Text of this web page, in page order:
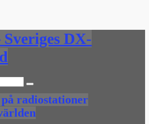
DX-
radiostationer